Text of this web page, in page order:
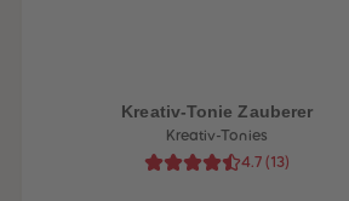
Kreativ-Tonie Zauberer
Kreativ-Tonies
4.7 (13)